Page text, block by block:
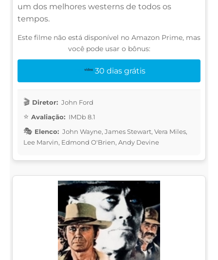
um dos melhores westerns de todos os
tempos.
Este filme não está disponível no Amazon Prime, mas
você pode usar o bônus:
30 dias grátis
Diretor: John Ford
Avaliação: IMDb 8.1
Elenco: John Wayne, James Stewart, Vera Miles,
Lee Marvin, Edmond O'Brien, Andy Devine